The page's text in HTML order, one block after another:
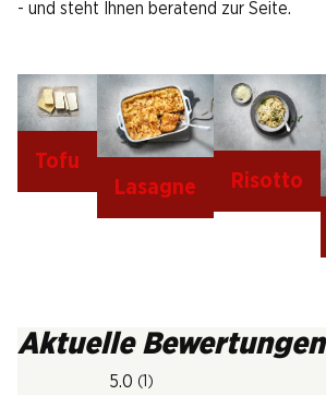
- und steht Ihnen beratend zur Seite.
Tofu
Lasagne
Risotto
Aktuelle Bewertungen
5.0 (1)